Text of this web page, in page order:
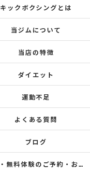
キックボクシングとは
当ジムについて
当店の特徴
ダイエット
運動不足
よくある質問
ブログ
見学・無料体験のご予約・お問い合わせ